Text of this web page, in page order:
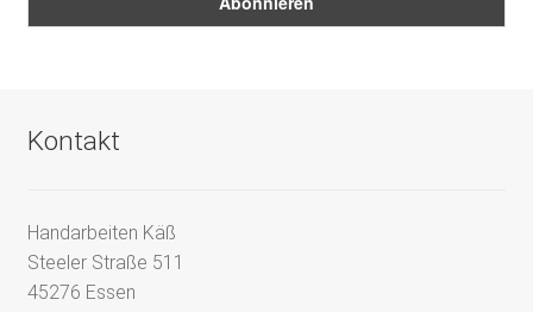
Kontakt
Handarbeiten Käß
Steeler Straße 511
45276 Essen